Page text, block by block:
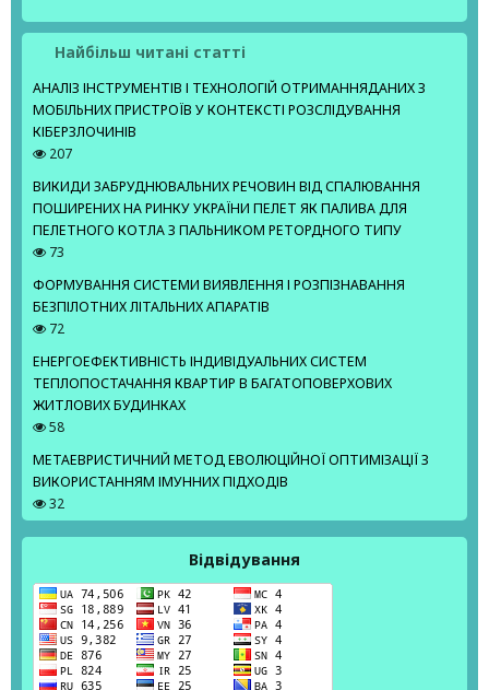
Найбільш читані статті
АНАЛІЗ ІНСТРУМЕНТІВ І ТЕХНОЛОГІЙ ОТРИМАННЯДАНИХ З
МОБІЛЬНИХ ПРИСТРОЇВ У КОНТЕКСТІ РОЗСЛІДУВАННЯ
КІБЕРЗЛОЧИНІВ
207
ВИКИДИ ЗАБРУДНЮВАЛЬНИХ РЕЧОВИН ВІД СПАЛЮВАННЯ
ПОШИРЕНИХ НА РИНКУ УКРАЇНИ ПЕЛЕТ ЯК ПАЛИВА ДЛЯ
ПЕЛЕТНОГО КОТЛА З ПАЛЬНИКОМ РЕТОРДНОГО ТИПУ
73
ФОРМУВАННЯ СИСТЕМИ ВИЯВЛЕННЯ І РОЗПІЗНАВАННЯ
БЕЗПІЛОТНИХ ЛІТАЛЬНИХ АПАРАТІВ
72
ЕНЕРГОЕФЕКТИВНІСТЬ ІНДИВІДУАЛЬНИХ СИСТЕМ
ТЕПЛОПОСТАЧАННЯ КВАРТИР В БАГАТОПОВЕРХОВИХ
ЖИТЛОВИХ БУДИНКАХ
58
МЕТАЕВРИСТИЧНИЙ МЕТОД ЕВОЛЮЦІЙНОЇ ОПТИМІЗАЦІЇ З
ВИКОРИСТАННЯМ ІМУННИХ ПІДХОДІВ
32
Відвідування